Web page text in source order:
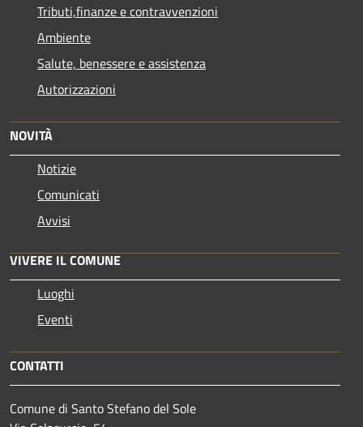
Tributi,finanze e contravvenzioni
Ambiente
Salute, benessere e assistenza
Autorizzazioni
NOVITÀ
Notizie
Comunicati
Avvisi
VIVERE IL COMUNE
Luoghi
Eventi
CONTATTI
Comune di Santo Stefano del Sole